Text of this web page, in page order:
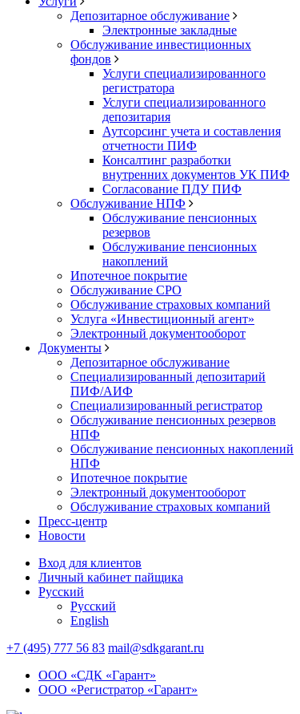
Депозитарное обслуживание
Электронные закладные
Обслуживание инвестиционных
фондов
Услуги специализированного
регистратора
Услуги специализированного
депозитария
Аутсорсинг учета и составления
отчетности ПИФ
Консалтинг разработки
внутренних документов УК ПИФ
Согласование ПДУ ПИФ
Обслуживание НПФ
Обслуживание пенсионных
резервов
Обслуживание пенсионных
накоплений
Ипотечное покрытие
Обслуживание СРО
Обслуживание страховых компаний
Услуга «Инвестиционный агент»
Электронный документооборот
Документы
Депозитарное обслуживание
Специализированный депозитарий
ПИФ/АИФ
Специализированный регистратор
Обслуживание пенсионных резервов
НПФ
Обслуживание пенсионных накоплений
НПФ
Ипотечное покрытие
Электронный документооборот
Обслуживание страховых компаний
Пресс-центр
Новости
Вход для клиентов
Личный кабинет пайщика
Русский
Русский
English
+7 (495) 777 56 83 mail@sdkgarant.ru
ООО «СДК «Гарант»
ООО «Регистратор «Гарант»